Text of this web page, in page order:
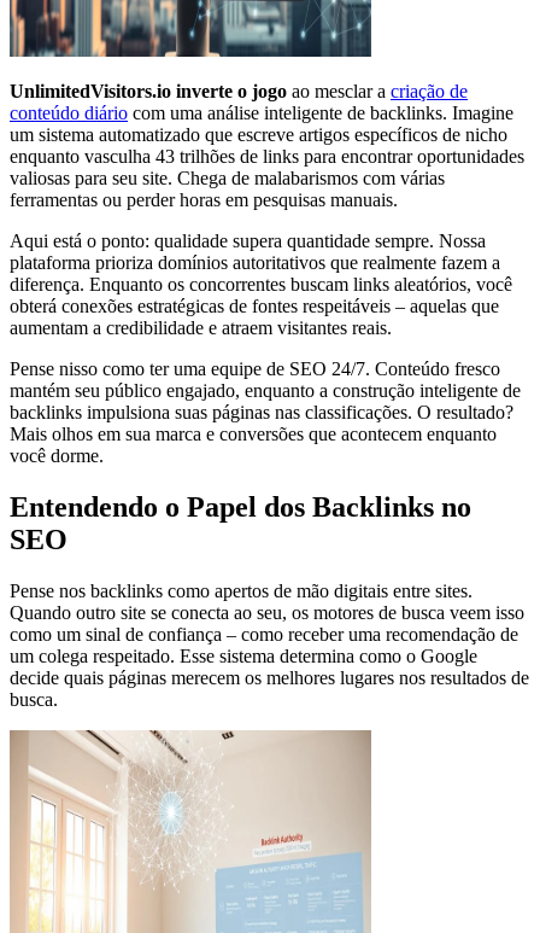
UnlimitedVisitors.io inverte o jogo ao mesclar a criação de
conteúdo diário com uma análise inteligente de backlinks. Imagine
um sistema automatizado que escreve artigos específicos de nicho
enquanto vasculha 43 trilhões de links para encontrar oportunidades
valiosas para seu site. Chega de malabarismos com várias
ferramentas ou perder horas em pesquisas manuais.
Aqui está o ponto: qualidade supera quantidade sempre. Nossa
plataforma prioriza domínios autoritativos que realmente fazem a
diferença. Enquanto os concorrentes buscam links aleatórios, você
obterá conexões estratégicas de fontes respeitáveis – aquelas que
aumentam a credibilidade e atraem visitantes reais.
Pense nisso como ter uma equipe de SEO 24/7. Conteúdo fresco
mantém seu público engajado, enquanto a construção inteligente de
backlinks impulsiona suas páginas nas classificações. O resultado?
Mais olhos em sua marca e conversões que acontecem enquanto
você dorme.
Entendendo o Papel dos Backlinks no
SEO
Pense nos backlinks como apertos de mão digitais entre sites.
Quando outro site se conecta ao seu, os motores de busca veem isso
como um sinal de confiança – como receber uma recomendação de
um colega respeitado. Esse sistema determina como o Google
decide quais páginas merecem os melhores lugares nos resultados de
busca.